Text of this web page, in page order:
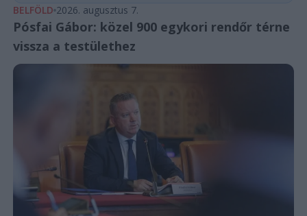
BELFÖLD 2026. augusztus 7.
Pósfai Gábor: közel 900 egykori rendőr térne
vissza a testülethez